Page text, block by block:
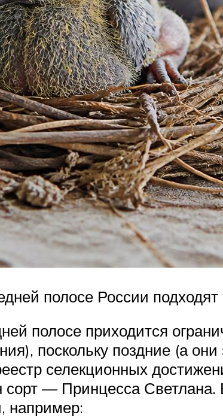
полосе России
полосе приходится
поскольку поздние (а
селекционных
— Принцесса Светлана.
например: